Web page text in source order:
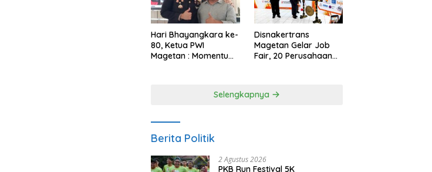
Hari Bhayangkara ke-
80, Ketua PWI
Magetan : Momentum
Disnakertrans
Magetan Gelar Job
Fair, 20 Perusahaan
Selengkapnya
Berita Politik
2 Agustus 2026
PKB Run Festival 5K